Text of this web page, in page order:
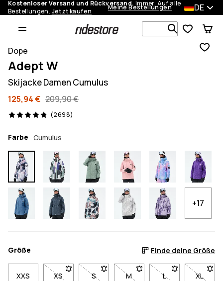
Kostenloser Versand und Rückversand. Immer. Auf alle
Bestellungen. Jetzt kaufen Meine Bestellungen DE
Dope
Adept W
Skijacke Damen Cumulus
125,94 € 209,90 €
(2698)
2698 Reviews, 4.8/5
Farbe Cumulus
+17
Größe Finde deine Größe
XXS XS- Größe XS nicht verfügbar. Klicke, um
S- Größe S nicht verfügbar. Klicke, um
M- Größe M nicht verfügbar.
L- Größe L nicht
XL
-